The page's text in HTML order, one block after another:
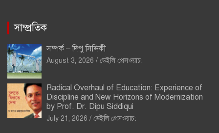
সাম্প্রতিক
সম্পর্ক – দিপু সিদ্দিকী
August 3, 2026 ডেইলি প্রেসওয়াচ:
Radical Overhaul of Education: Experience of
Discipline and New Horizons of Modernization
by Prof. Dr. Dipu Siddiqui
July 21, 2026 ডেইলি প্রেসওয়াচ: